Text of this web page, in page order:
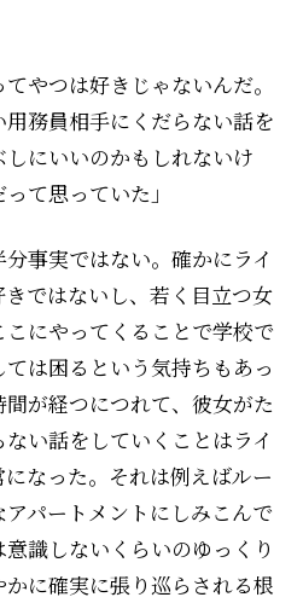
やつは好きじゃないんだ。
務員相手にくだらない話を
にいいのかもしれないけ
て思っていた」
事実ではない。確かにライ
ではないし、若く目立つ女
にやってくることで学校で
は困るという気持ちもあっ
が経つにつれて、彼女がた
い話をしていくことはライ
なった。それは例えばルー
パートメントにしみこんで
識しないくらいのゆっくり
かに確実に張り巡らされる根